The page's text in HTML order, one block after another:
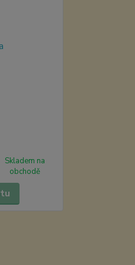
Skladem na
obchodě